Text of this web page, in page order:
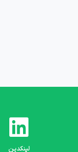
لینکدین